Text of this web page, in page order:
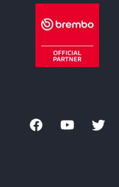
FacebookYouTubeTwitter